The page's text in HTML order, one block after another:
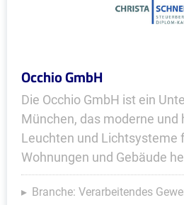
Occhio GmbH
Die Occhio GmbH ist ein
München, das moderne und
Leuchten und Lichtsysteme
Wohnungen und Gebäude
Branche: Verarbeitendes